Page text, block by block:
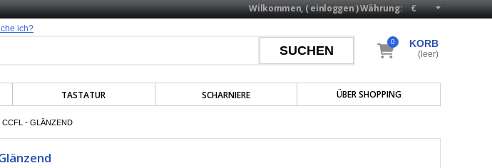
Währung:
Wilkommen, (einloggen)
ich?
TASTATUR SCHARNIERE ÜBER SHOPPING
KORB
0
(leer)
CCFL - GLÄNZEND